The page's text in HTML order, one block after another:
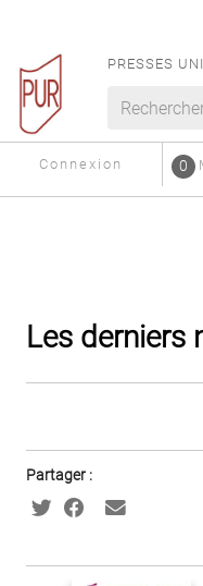
PRESSES
Connexion 0
Les derniers
Partager :